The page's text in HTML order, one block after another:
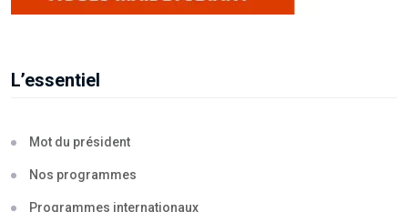
L’essentiel
Mot du président
Nos programmes
Programmes internationaux